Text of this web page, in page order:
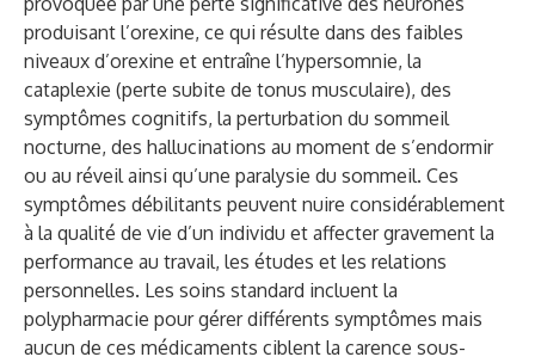
produisant l’orexine, ce qui résulte dans des faibles
niveaux d’orexine et entraîne l’hypersomnie, la
cataplexie (perte subite de tonus musculaire), des
symptômes cognitifs, la perturbation du sommeil
nocturne, des hallucinations au moment de s’endormir
ou au réveil ainsi qu’une paralysie du sommeil. Ces
symptômes débilitants peuvent nuire considérablement
à la qualité de vie d’un individu et affecter gravement la
performance au travail, les études et les relations
personnelles. Les soins standard incluent la
polypharmacie pour gérer différents symptômes mais
aucun de ces médicaments ciblent la carence sous-